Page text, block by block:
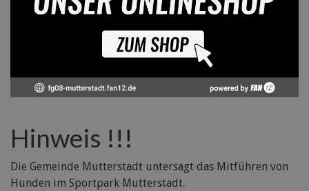
Hinweis !!!
Die Gemeinde Mutterstadt untersagt das Mitführen von
Hunden im Sportpark Mutterstadt.